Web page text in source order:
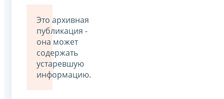
Это архивная
публикация -
она может
содержать
устаревшую
информацию.